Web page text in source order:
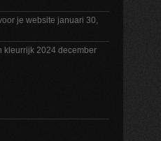
je website januari 30,
kleurrijk 2024 december